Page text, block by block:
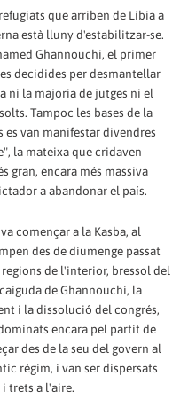
que arriben de Líbia a
està lluny d'estabilitzar-se.
Ghannouchi, el primer
decidides per desmantellar
ni la majoria de jutges ni el
Tampoc les bases de la
van manifestar divendres
la mateixa que cridaven
gran, encara més massiva
a abandonar el país.
començar a la Kasba, al
des de diumenge passat
de l'interior, bressol del
de Ghannouchi, la
i la dissolució del congrés,
encara pel partit de
des de la seu del govern al
règim, i van ser dispersats
trets a l'aire.